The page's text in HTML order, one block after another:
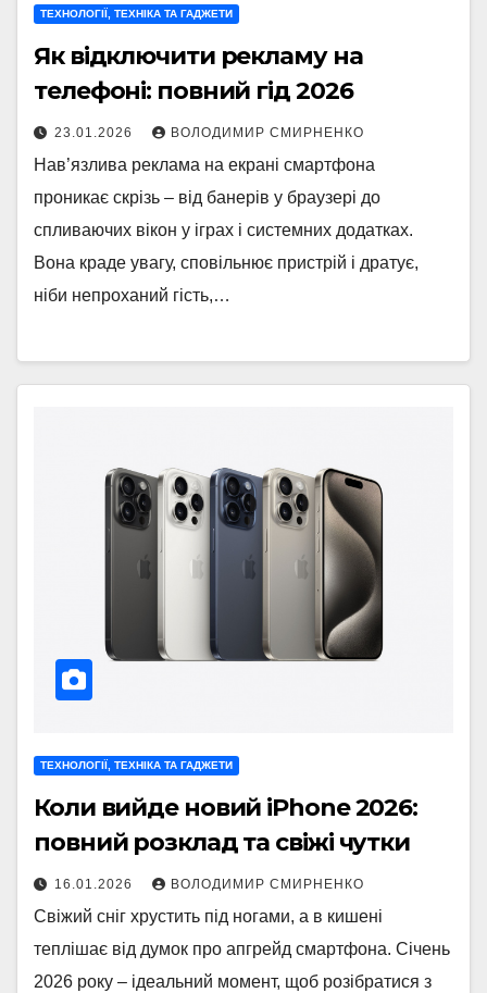
ТЕХНОЛОГІЇ, ТЕХНІКА ТА ГАДЖЕТИ
Як відключити рекламу на
телефоні: повний гід 2026
23.01.2026 ВОЛОДИМИР СМИРНЕНКО
Нав’язлива реклама на екрані смартфона
проникає скрізь – від банерів у браузері до
спливаючих вікон у іграх і системних додатках.
Вона краде увагу, сповільнює пристрій і дратує,
ніби непроханий гість,…
ТЕХНОЛОГІЇ, ТЕХНІКА ТА ГАДЖЕТИ
Коли вийде новий iPhone 2026:
повний розклад та свіжі чутки
16.01.2026 ВОЛОДИМИР СМИРНЕНКО
Свіжий сніг хрустить під ногами, а в кишені
теплішає від думок про апгрейд смартфона. Січень
2026 року – ідеальний момент, щоб розібратися з